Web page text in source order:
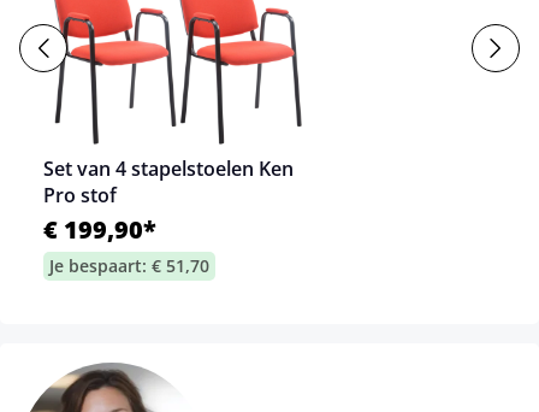
Set van 4 stapelstoelen Ken
Pro stof
€ 199,90*
Je bespaart: € 51,70